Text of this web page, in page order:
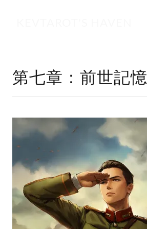
第七章：前世記憶